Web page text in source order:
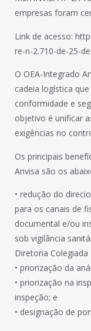
empresas foram
Link de acesso:
re-n-2.710-de-25-
O OEA-Integrado
cadeia logística
conformidade e
objetivo é unificar
exigências no
Os principais
Anvisa são os
• redução do
para os canais de
documental e/ou
sob vigilância
Diretoria Colegiada
• priorização da
• priorização na
inspeção; e
• designação de